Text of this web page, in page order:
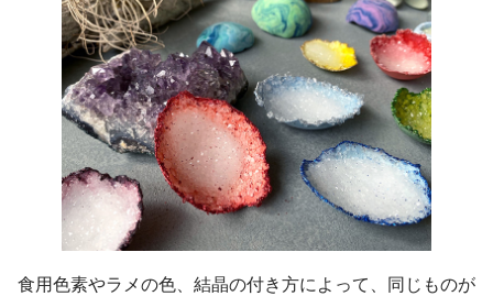
食用色素やラメの色、結晶の付き方によって、同じものが